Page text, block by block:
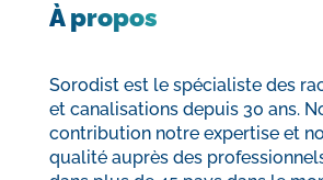
À propos
Sorodist est le spécialiste des
et canalisations depuis 30 ans.
contribution notre expertise et
qualité auprès des